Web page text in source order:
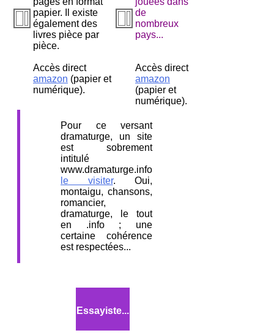
papier. Il existe
également des
livres pièce par
pièce.
Accès direct
amazon (papier et
numérique).
de
nombreux
pays...
Accès direct
amazon
(papier et
numérique).
Pour ce versant
dramaturge, un site
est sobrement
intitulé
www.dramaturge.info
le visiter. Oui,
montaigu, chansons,
romancier,
dramaturge, le tout
en .info ; une
certaine cohérence
est respectées...
Essayiste...